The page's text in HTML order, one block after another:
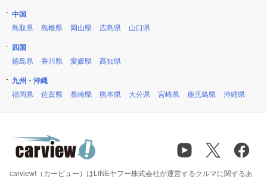
中国
鳥取県
島根県 岡山県 広島県 山口県
四国
徳島県
香川県 愛媛県 高知県
九州・沖縄
福岡県
佐賀県 長崎県 熊本県 大分県 宮崎県 鹿児島県 沖縄県
carview!（カービュー）はLINEヤフー株式会社が運営するクルマに関するあ